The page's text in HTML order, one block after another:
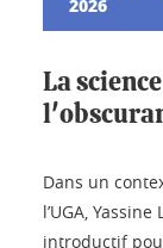
La
Dans un
l’UGA,
introductif